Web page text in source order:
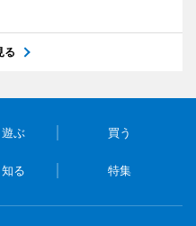
る
ぶ 買う
る 特集